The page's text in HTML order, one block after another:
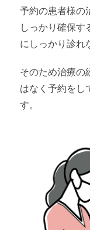
予約の患者様の
しっかり確保す
にしっかり診れ
そのため治療の
はなく予約をし
す。